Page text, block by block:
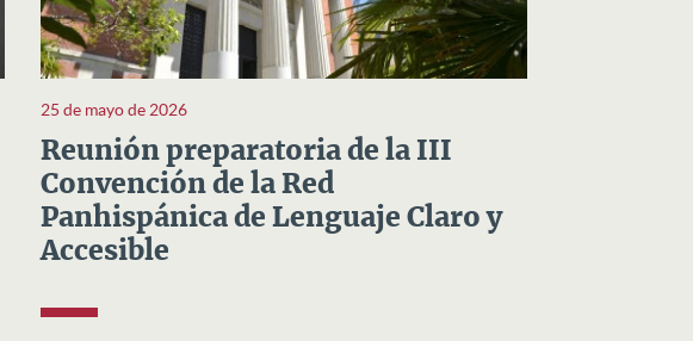
25 de mayo de 2026
Reunión preparatoria de la III
Convención de la Red
Panhispánica de Lenguaje Claro y
Accesible